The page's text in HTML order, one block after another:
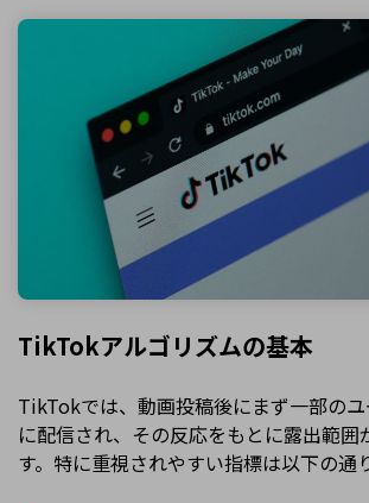
TikTokアルゴリズムの基本
TikTokでは、動画投稿後にまず一部の
に配信され、その反応をもとに露出範囲
す。特に重視されやすい指標は以下の通